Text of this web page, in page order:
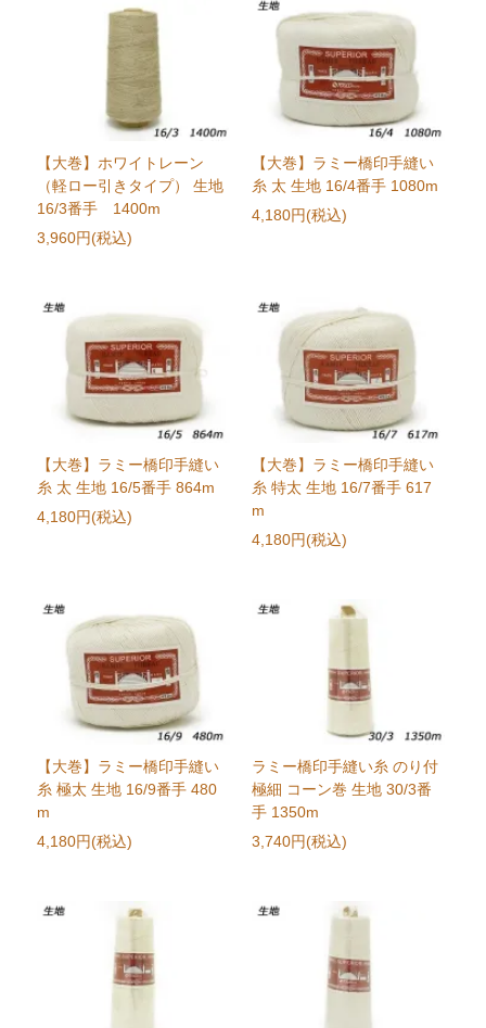
【大巻】ホワイトレーン
（軽ロー引きタイプ） 生地
16/3番手 1400m
3,960円(税込)
【大巻】ラミー橋印手縫い
糸 太 生地 16/4番手 1080m
4,180円(税込)
【大巻】ラミー橋印手縫い
糸 太 生地 16/5番手 864m
4,180円(税込)
【大巻】ラミー橋印手縫い
糸 特太 生地 16/7番手 617
m
4,180円(税込)
【大巻】ラミー橋印手縫い
糸 極太 生地 16/9番手 480
m
4,180円(税込)
ラミー橋印手縫い糸 のり付
極細 コーン巻 生地 30/3番
手 1350m
3,740円(税込)